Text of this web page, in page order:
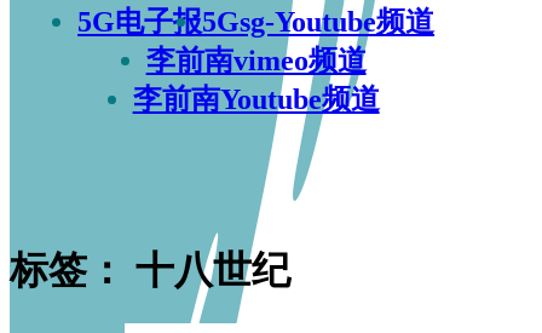
5G电子报5Gsg-Youtube频道
李前南vimeo频道
李前南Youtube频道
标签： 十八世纪